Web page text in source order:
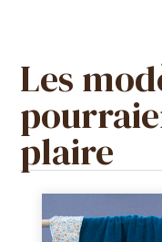
Les
plaire